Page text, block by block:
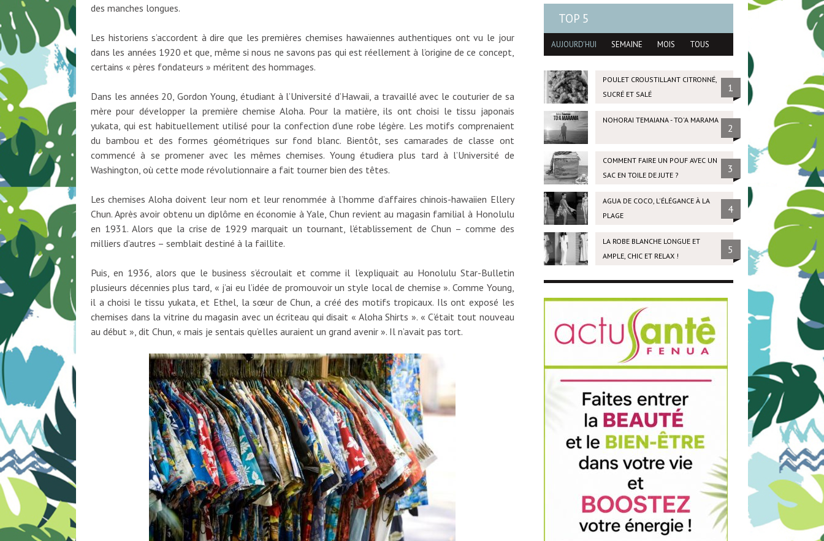
des manches longues.
Les historiens s’accordent à dire que les premières chemises hawaïennes authentiques ont vu le jour
dans les années 1920 et que, même si nous ne savons pas qui est réellement à l’origine de ce concept,
certains « pères fondateurs » méritent des hommages.
Dans les années 20, Gordon Young, étudiant à l’Université d’Hawaii, a travaillé avec le couturier de sa
mère pour développer la première chemise Aloha. Pour la matière, ils ont choisi le tissu japonais
yukata, qui est habituellement utilisé pour la confection d’une robe légère. Les motifs comprenaient
du bambou et des formes géométriques sur fond blanc. Bientôt, ses camarades de classe ont
commencé à se promener avec les mêmes chemises. Young étudiera plus tard à l’Université de
Washington, où cette mode révolutionnaire a fait tourner bien des têtes.
Les chemises Aloha doivent leur nom et leur renommée à l’homme d’affaires chinois-hawaiien Ellery
Chun. Après avoir obtenu un diplôme en économie à Yale, Chun revient au magasin familial à Honolulu
en 1931. Alors que la crise de 1929 marquait un tournant, l’établissement de Chun – comme des
milliers d’autres – semblait destiné à la faillite.
Puis, en 1936, alors que le business s’écroulait et comme il l’expliquait au Honolulu Star-Bulletin
plusieurs décennies plus tard, « j’ai eu l’idée de promouvoir un style local de chemise ». Comme Young,
il a choisi le tissu yukata, et Ethel, la sœur de Chun, a créé des motifs tropicaux. Ils ont exposé les
chemises dans la vitrine du magasin avec un écriteau qui disait « Aloha Shirts ». « C’était tout nouveau
au début », dit Chun, « mais je sentais qu’elles auraient un grand avenir ». Il n’avait pas tort.
TOP 5
AUJOURD'HUI SEMAINE MOIS TOUS
POULET CROUSTILLANT CITRONNÉ,
SUCRÉ ET SALÉ
1
NOHORAI TEMAIANA - TO'A MARAMA
2
COMMENT FAIRE UN POUF AVEC UN
SAC EN TOILE DE JUTE ?
3
AGUA DE COCO, L'ÉLÉGANCE À LA
PLAGE
4
LA ROBE BLANCHE LONGUE ET
AMPLE, CHIC ET RELAX !
5